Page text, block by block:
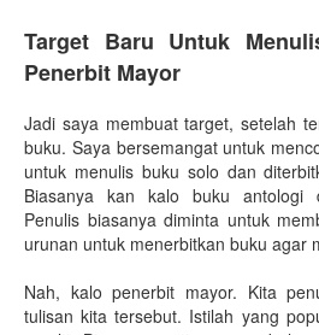
Target Baru Untuk
Penerbit Mayor
Jadi saya membuat target, setelah
buku. Saya bersemangat untuk
untuk menulis buku solo dan
Biasanya kan kalo buku antologi
Penulis biasanya diminta untuk
urunan untuk menerbitkan buku agar
Nah, kalo penerbit mayor. Kita
tulisan kita tersebut. Istilah yang